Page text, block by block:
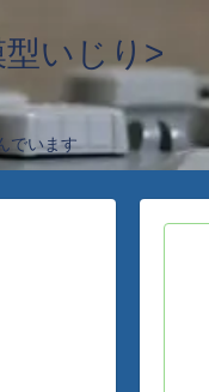
いじり>
でいます